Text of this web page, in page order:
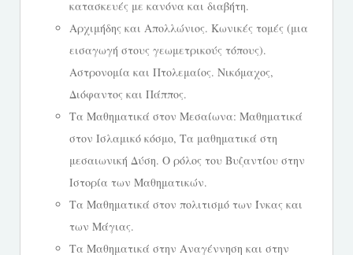
κατασκευές με κανόνα και διαβήτη.
Αρχιμήδης και Απολλώνιος. Κωνικές τομές (μια
εισαγωγή στους γεωμετρικούς τόπους).
Αστρονομία και Πτολεμαίος. Νικόμαχος,
Διόφαντος και Πάππος.
Τα Μαθηματικά στον Μεσαίωνα: Μαθηματικά
στον Ισλαμικό κόσμο, Τα μαθηματικά στη
μεσαιωνική Δύση. Ο ρόλος του Βυζαντίου στην
Ιστορία των Μαθηματικών.
Τα Μαθηματικά στον πολιτισμό των Ίνκας και
των Μάγιας.
Τα Μαθηματικά στην Αναγέννηση και στην